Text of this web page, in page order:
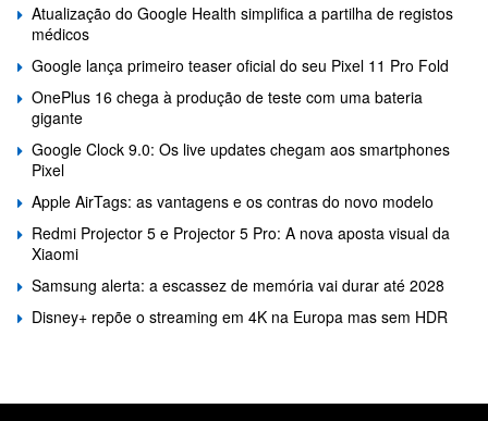
Atualização do Google Health simplifica a partilha de registos
médicos
Google lança primeiro teaser oficial do seu Pixel 11 Pro Fold
OnePlus 16 chega à produção de teste com uma bateria
gigante
Google Clock 9.0: Os live updates chegam aos smartphones
Pixel
Apple AirTags: as vantagens e os contras do novo modelo
Redmi Projector 5 e Projector 5 Pro: A nova aposta visual da
Xiaomi
Samsung alerta: a escassez de memória vai durar até 2028
Disney+ repõe o streaming em 4K na Europa mas sem HDR